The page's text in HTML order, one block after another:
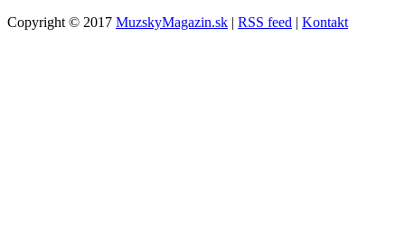
Copyright © 2017 MuzskyMagazin.sk | RSS feed | Kontakt